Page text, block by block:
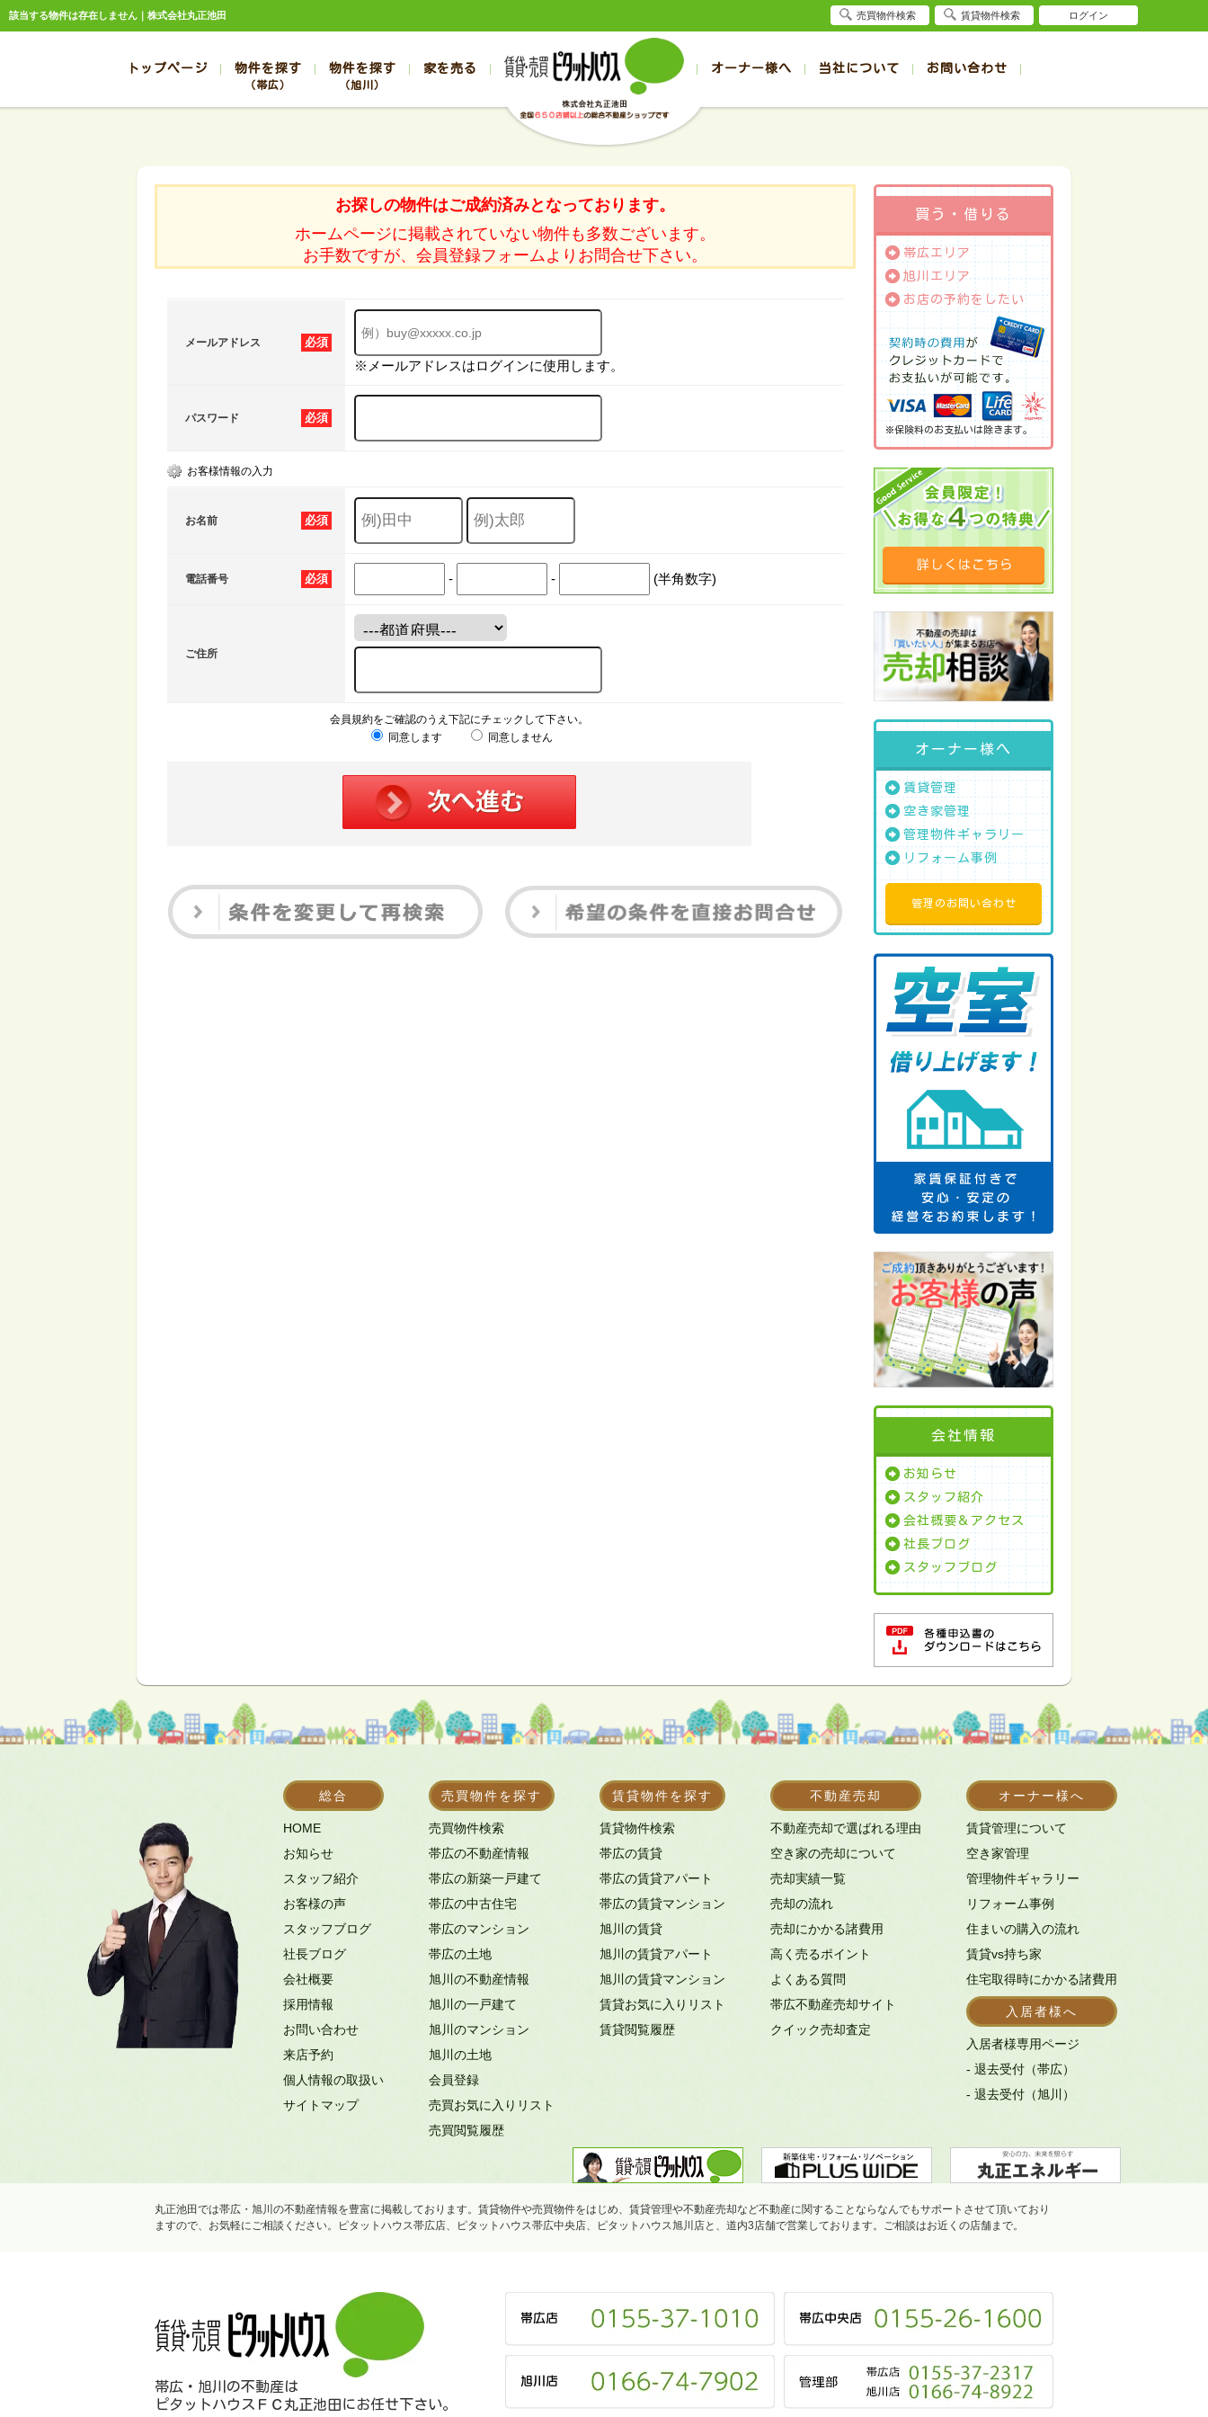
該当する物件は存在しません｜株式会社丸正池田
トップページ 物件を探す
（帯広）
売買
帯広の新築一戸建て
帯広の中古一戸建て
帯広の土地
帯広の中古マンション
帯広の1000万～2000万円
帯広の2000万～3000万円
帯広の3000万～4000万円
帯広の4000万以上
帯広の賃貸アパート
帯広の1DK～1LDK賃貸
帯広の2K～2LDK賃貸
帯広の3K～3LDK賃貸
帯広の4K以上賃貸
物件を探す
（旭川）
売買
旭川の新築一戸建て
旭川の中古一戸建て
旭川の土地
旭川の中古マンション
旭川の1000万～2000万円
旭川の2000万～3000万円
旭川の3000万～4000万円
旭川の4000万以上
旭川の賃貸アパート
旭川の1DK～1LDK賃貸
旭川の2K～2LDK賃貸
旭川の3K～3LDK賃貸
旭川の4K以上賃貸
家を売る オーナー様へ 当社について
スタッフブログ お客様の声
お問い合わせ
売却のお問合せ 入居者様ページ
お探しの物件はご成約済みとなっております。
ホームページに掲載されていない物件も多数ございます。
お手数ですが、会員登録フォームよりお問合せ下さい。
必須
メールアドレス
※メールアドレスはログインに使用します。
必須
パスワード
お客様情報の入力
必須
お名前
必須
電話番号 - - (半角数字)
ご住所
会員規約をご確認のうえ下記にチェックして下さい。
同意します
同意しません
買う・借りる
帯広エリア
旭川エリア
お店の予約をしたい
※保険料のお支払いは除きます。
オーナー様へ
賃貸管理
空き家管理
管理物件ギャラリー
リフォーム事例
管理のお問い合わせ
会社情報
お知らせ
スタッフ紹介
会社概要＆アクセス
社長ブログ
スタッフブログ
総合
HOME
お知らせ
スタッフ紹介
お客様の声
スタッフブログ
社長ブログ
会社概要
採用情報
お問い合わせ
来店予約
個人情報の取扱い
サイトマップ
売買物件を探す
売買物件検索
帯広の不動産情報
帯広の新築一戸建て
帯広の中古住宅
帯広のマンション
帯広の土地
旭川の不動産情報
旭川の一戸建て
旭川のマンション
旭川の土地
会員登録
売買お気に入りリスト
売買閲覧履歴
賃貸物件を探す
賃貸物件検索
帯広の賃貸
帯広の賃貸アパート
帯広の賃貸マンション
旭川の賃貸
旭川の賃貸アパート
旭川の賃貸マンション
賃貸お気に入りリスト
賃貸閲覧履歴
不動産売却
不動産売却で選ばれる理由
空き家の売却について
売却実績一覧
売却の流れ
売却にかかる諸費用
高く売るポイント
よくある質問
帯広不動産売却サイト
クイック売却査定
オーナー様へ
賃貸管理について
空き家管理
管理物件ギャラリー
リフォーム事例
住まいの購入の流れ
賃貸vs持ち家
住宅取得時にかかる諸費用
入居者様へ
入居者様専用ページ
- 退去受付（帯広）
- 退去受付（旭川）
丸正池田では帯広・旭川の不動産情報を豊富に掲載しております。賃貸物件や売買物件をはじめ、賃貸管理や不動産売却など不動産に関することならなんでもサポートさせて頂いており
ますので、お気軽にご相談ください。ピタットハウス帯広店、ピタットハウス帯広中央店、ピタットハウス旭川店と、道内3店舗で営業しております。ご相談はお近くの店舗まで。
帯広・旭川の不動産は
ピタットハウスＦＣ丸正池田にお任せ下さい。
売買物件検索 賃貸物件検索 ログイン